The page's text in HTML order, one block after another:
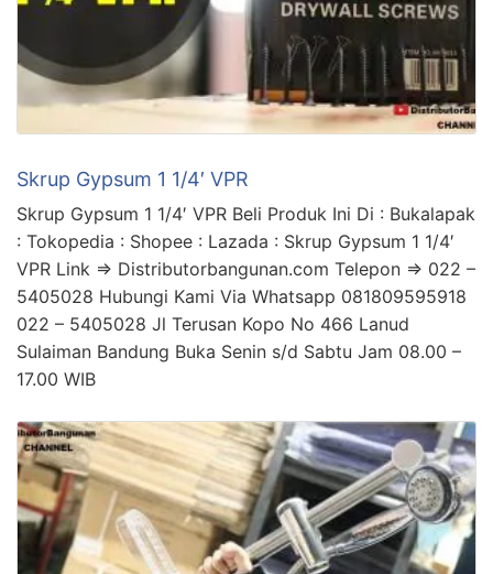
Skrup Gypsum 1 1/4′ VPR
Skrup Gypsum 1 1/4′ VPR Beli Produk Ini Di : Bukalapak
: Tokopedia : Shopee : Lazada : Skrup Gypsum 1 1/4′
VPR Link => Distributorbangunan.com Telepon => 022 –
5405028 Hubungi Kami Via Whatsapp 081809595918
022 – 5405028 Jl Terusan Kopo No 466 Lanud
Sulaiman Bandung Buka Senin s/d Sabtu Jam 08.00 –
17.00 WIB